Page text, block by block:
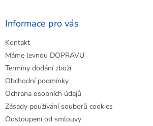
Informace pro vás
Kontakt
Máme levnou DOPRAVU
Termíny dodání zboží
Obchodní podmínky
Ochrana osobních údajů
Zásady používání souborů cookies
Odstoupení od smlouvy